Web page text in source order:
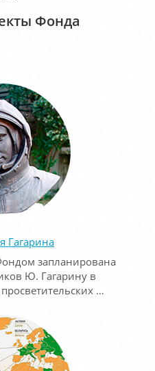
Фонда
Гагарина
запланирована
Ю. Гагарину в
…